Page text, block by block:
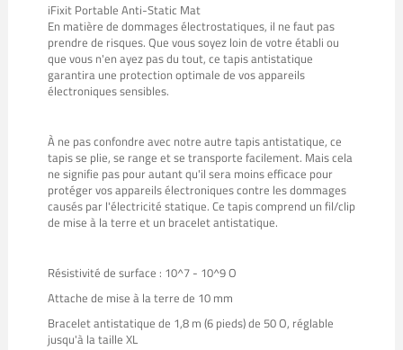
iFixit Portable Anti-Static Mat
En matière de dommages électrostatiques, il ne faut pas
prendre de risques. Que vous soyez loin de votre établi ou
que vous n'en ayez pas du tout, ce tapis antistatique
garantira une protection optimale de vos appareils
électroniques sensibles.
À ne pas confondre avec notre autre tapis antistatique, ce
tapis se plie, se range et se transporte facilement. Mais cela
ne signifie pas pour autant qu'il sera moins efficace pour
protéger vos appareils électroniques contre les dommages
causés par l'électricité statique. Ce tapis comprend un fil/clip
de mise à la terre et un bracelet antistatique.
Résistivité de surface : 10^7 - 10^9 O
Attache de mise à la terre de 10 mm
Bracelet antistatique de 1,8 m (6 pieds) de 50 O, réglable
jusqu'à la taille XL